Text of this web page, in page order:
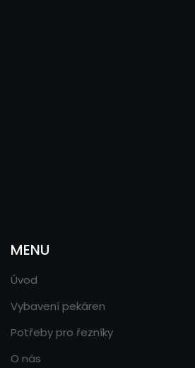
MENU
Úvod
Vybavení pekáren
Potřeby pro řezníky
O nás